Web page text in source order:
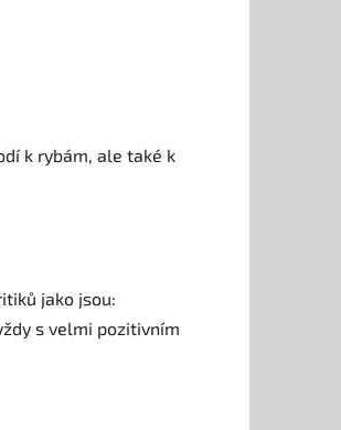
k rybám, ale také k
jako jsou:
s velmi pozitivním